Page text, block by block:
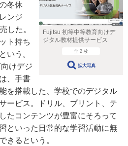
Fujitsu 初等中等教育向けデ
ジタル教材提供サービス
全 2 枚
拡大写真
冬休
ンジ
した。
ト持ち
いう。
けデジ
、手書
を搭載した、学校でのデジタル
ービス。ドリル、プリント、テ
たコンテンツが豊富にそろって
といった日常的な学習活動に無
きるという。